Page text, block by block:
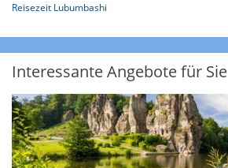
Reisezeit Lubumbashi
Interessante Angebote für Sie